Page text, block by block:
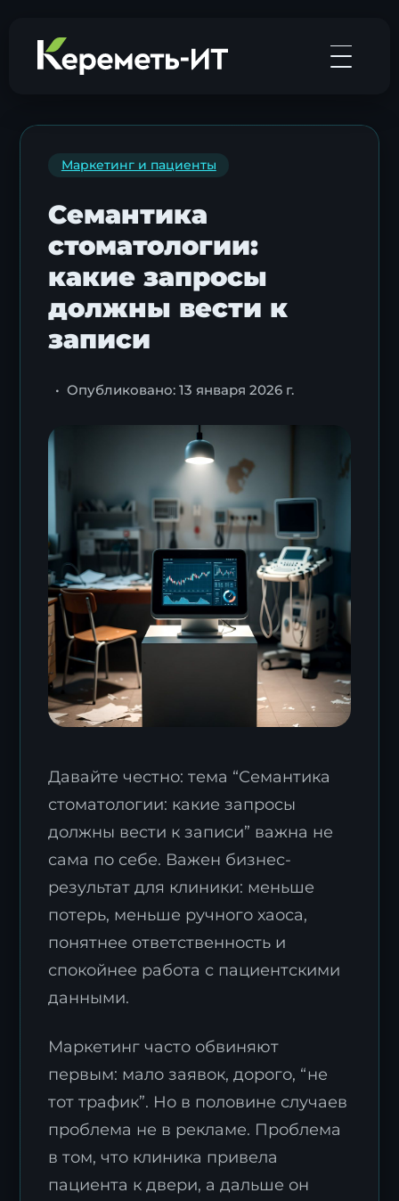
Маркетинг и пациенты
Семантика
стоматологии:
какие запросы
должны вести к
записи
• Опубликовано: 13 января 2026 г.
Давайте честно: тема “Семантика
стоматологии: какие запросы
должны вести к записи” важна не
сама по себе. Важен бизнес-
результат для клиники: меньше
потерь, меньше ручного хаоса,
понятнее ответственность и
спокойнее работа с пациентскими
данными.
Маркетинг часто обвиняют
первым: мало заявок, дорого, “не
тот трафик”. Но в половине случаев
проблема не в рекламе. Проблема
в том, что клиника привела
пациента к двери, а дальше он